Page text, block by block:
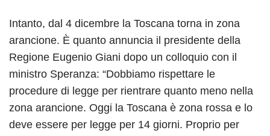
Intanto, dal 4 dicembre la Toscana torna in zona
arancione. È quanto annuncia il presidente della
Regione Eugenio Giani dopo un colloquio con il
ministro Speranza: “Dobbiamo rispettare le
procedure di legge per rientrare quanto meno nella
zona arancione. Oggi la Toscana è zona rossa e lo
deve essere per legge per 14 giorni. Proprio per